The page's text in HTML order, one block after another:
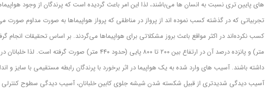
های پایین تری نسبت به انسان ها می‌باشند، لذا این امر باعث گردیده است که پرندگان از وجود
تجربیاتی که در گذشته کسب نموده اند از پرواز در مناطقی که پرواز هواپیماها به صورت مداوم صورت
متر) و پانزده درصد آن در ارتفاع بین ۲۰۰ تا ۸۰۰ پایی
داشته باشند. آسیب های وارد شده به یک هواپیما در اثر برخورد با پرندگان رابطه مستقیمی با سایز و
آسیب دیدگی شدیدتری از قبیل شکسته شدن شیشه جلوی کابین خلبانان، آسیب دیدگی سطوح کنترلی